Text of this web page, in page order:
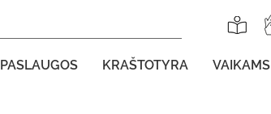
PASLAUGOS KRAŠTOTYRA VAIKAMS